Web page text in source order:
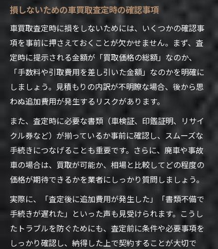
損しないための車買取査定時の確認事項
車買取査定時に損をしないためには、いくつかの確認事
項を事前に押さえておくことが欠かせません。まず、査
定時に提示される金額が「買取価格の総額」なのか、
「手数料や引取費用を差し引いた金額」なのかを明確に
しましょう。見積もりの内訳が不明瞭な場合、後から思
わぬ追加費用が発生するリスクがあります。
また、査定時に必要な書類（車検証、印鑑証明、リサイ
クル券など）が揃っているか事前に確認し、スムーズな
手続きにつなげることも重要です。さらに、廃車や事故
車の場合は、買取が可能か、相場と比較してどの程度の
価格が期待できるかを業者にしっかり質問しましょう。
実際に、「査定後に追加費用が発生した」「書類不備で
手続きが遅れた」といった声も見受けられます。こうし
たトラブルを防ぐためにも、査定前に条件や必要事項を
しっかり確認し、納得した上で契約することが大切で